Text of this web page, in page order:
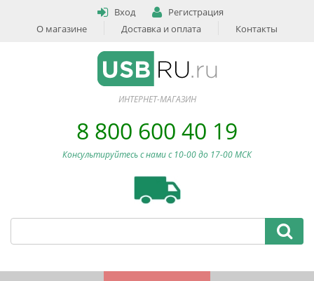
Вход
Регистрация
О магазине
Доставка и оплата Контакты
ИНТЕРНЕТ-МАГАЗИН
8 800 600 40 19
Консультируйтесь с нами c 10-00 до 17-00 МСК